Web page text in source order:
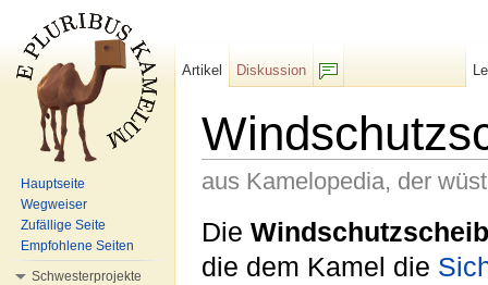
aus Kamelopedia, der
Die
die dem Kamel die
Artikel
Diskussion
Hauptseite
Wegweiser
Zufällige Seite
Empfohlene Seiten
Schwesterprojekte